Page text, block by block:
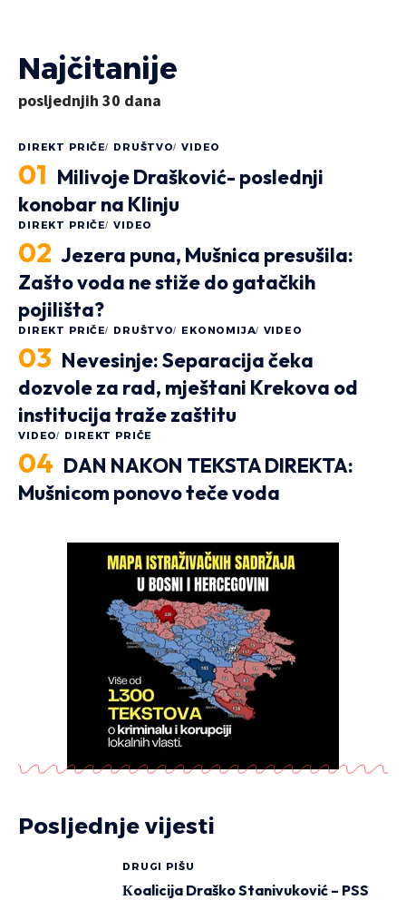
AKTUELNO DIREKT PRIČE
ČUVAJTE RAČUNE – Naplata
RTV takse nakon 13 godina
čekanja u ladici
JELA DŽOMBA 3 MINUTA ČITANJA
Najčitanije
posljednjih 30 dana
DIREKT PRIČE DRUŠTVO VIDEO
Milivoje Drašković- poslednji
konobar na Klinju
DIREKT PRIČE VIDEO
Jezera puna, Mušnica presušila:
Zašto voda ne stiže do gatačkih
pojilišta?
DIREKT PRIČE DRUŠTVO EKONOMIJA VIDEO
Nevesinje: Separacija čeka
dozvole za rad, mještani Krekova od
institucija traže zaštitu
VIDEO DIREKT PRIČE
DAN NAKON TEKSTA DIREKTA:
Mušnicom ponovo teče voda
Posljednje vijesti
DRUGI PIŠU
Кoalicija Draško Stanivuković – PSS